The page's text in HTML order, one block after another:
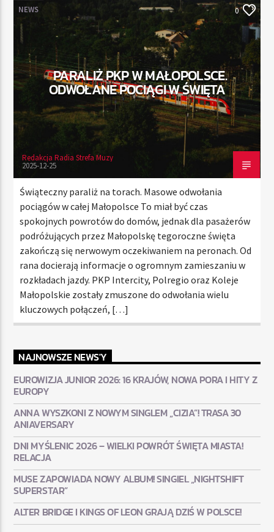
TYTUŁ
ARTYSTA
TERAZ
RADIO STREFA MUZY
00:00 24:00
Radio Strefa Muzy
NEWS 0
PARALIŻ PKP W MAŁOPOLSCE.
ODWOŁANE POCIĄGI W ŚWIĘTA
Redakcja Radia Strefa Muzy
2025-12-25
Świąteczny paraliż na torach. Masowe odwołania
pociągów w całej Małopolsce To miał być czas
spokojnych powrotów do domów, jednak dla pasażerów
podróżujących przez Małopolskę tegoroczne święta
zakończą się nerwowym oczekiwaniem na peronach. Od
rana docierają informacje o ogromnym zamieszaniu w
rozkładach jazdy. PKP Intercity, Polregio oraz Koleje
Małopolskie zostały zmuszone do odwołania wielu
kluczowych połączeń, […]
NAJNOWSZE NEWS'Y
EUROWIZJA JUNIOR 2026: 16 KRAJÓW, NOWA PORA I HITY Z
EUROPY
ANNA WYSZKONI Z NOWYM SINGLEM „CIZIA”! TRASA 30
ANIAVERSARY
DNI MYŚLENIC 2026 – WIELKI POWRÓT ŚWIĘTA MIASTA!
RELACJA
MUSE ZAPOWIADA NOWY ALBUM! SINGIEL „NIGHTSHIFT
SUPERSTAR”
ALTER BRIDGE I KINGS OF LEON GRAJĄ DZIŚ W POLSCE!